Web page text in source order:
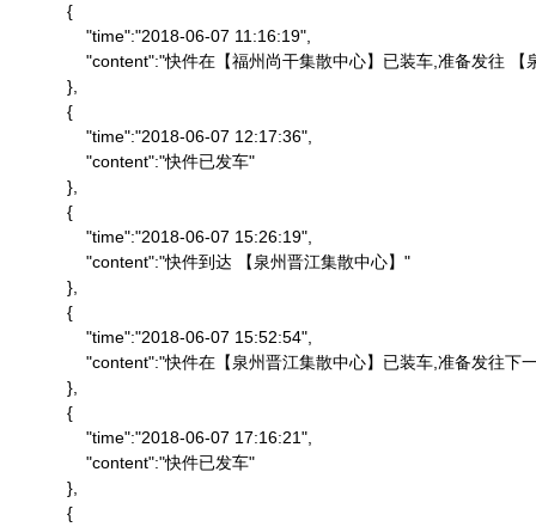
            {
                "time":"2018-06-07 11:16:19",
"content":"快件在【福州尚干集散中心】已装车,准备发往
            },
            {
                "time":"2018-06-07 12:17:36",
                "content":"快件已发车"
            },
            {
                "time":"2018-06-07 15:26:19",
                "content":"快件到达 【泉州晋江集散中心】"
            },
            {
                "time":"2018-06-07 15:52:54",
"content":"快件在【泉州晋江集散中心】已装车,准备发往下
            },
            {
                "time":"2018-06-07 17:16:21",
                "content":"快件已发车"
            },
            {